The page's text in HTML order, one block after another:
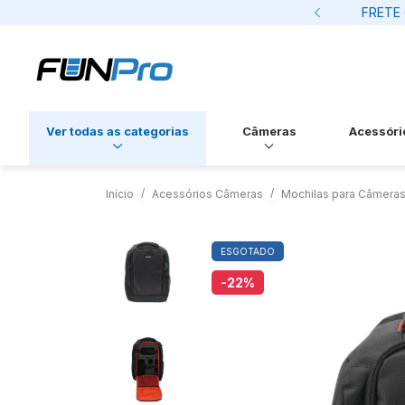
Ver todas as categorias Câmeras
Início Acessórios Câmeras Mochilas para
ESGOTADO
-22%